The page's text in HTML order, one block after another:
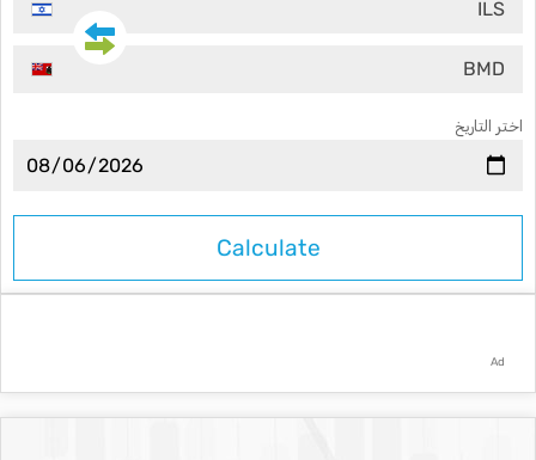
ILS
BMD
اختر التاريخ
Ad